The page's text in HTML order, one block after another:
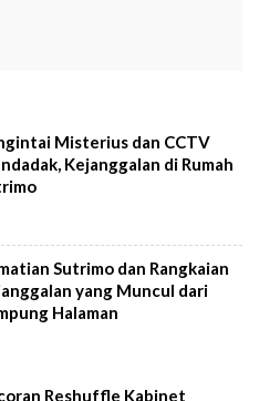
Misterius dan CCTV
Kejanggalan di Rumah
Sutrimo dan Rangkaian
yang Muncul dari
Halaman
Reshuffle Kabinet